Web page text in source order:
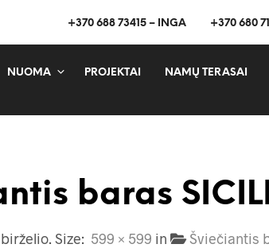
+370 688 73415 – INGA +370 680
NUOMA PROJEKTAI NAMŲ TERASAI
baras
. Size: 599 × 599 in Šviečiantis